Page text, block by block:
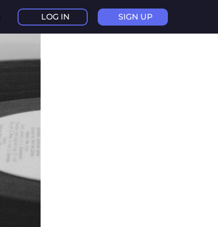
LOG IN SIGN UP